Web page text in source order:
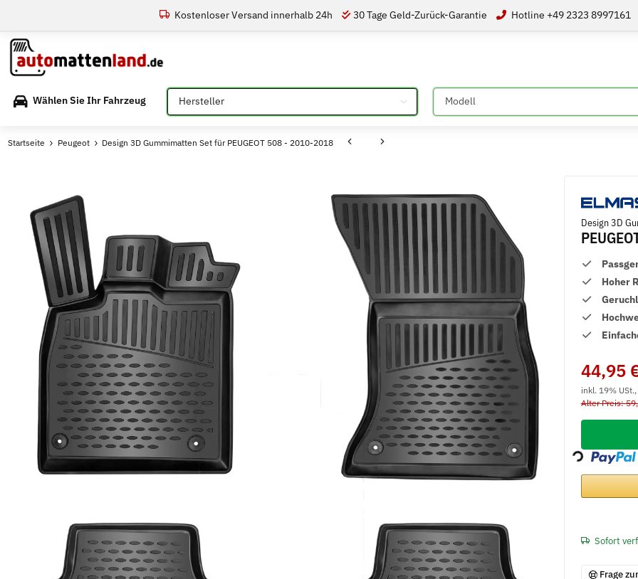
Kostenloser Versand innerhalb 24h 30 Tage Geld-Zurück-Garantie Hotline +49 2323 8997161
Wählen Sie Ihr Fahrzeug Bitte auswählen Bitte auswählen
Startseite Peugeot Design 3D Gummimatten Set für PEUGEOT 508 - 2010-2018
Design 3D
Hoher
44,95
inkl. 19%
Alter Preis:
Loading...
Sofort
Frage